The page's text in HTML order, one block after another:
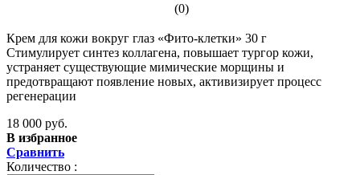
(0)
Крем для кожи вокруг глаз «Фито-клетки» 30 г
Стимулирует синтез коллагена, повышает тургор кожи,
устраняет существующие мимические морщины и
предотвращают появление новых, активизирует процесс
регенерации
18 000 руб.
В избранное
Сравнить
Количество :